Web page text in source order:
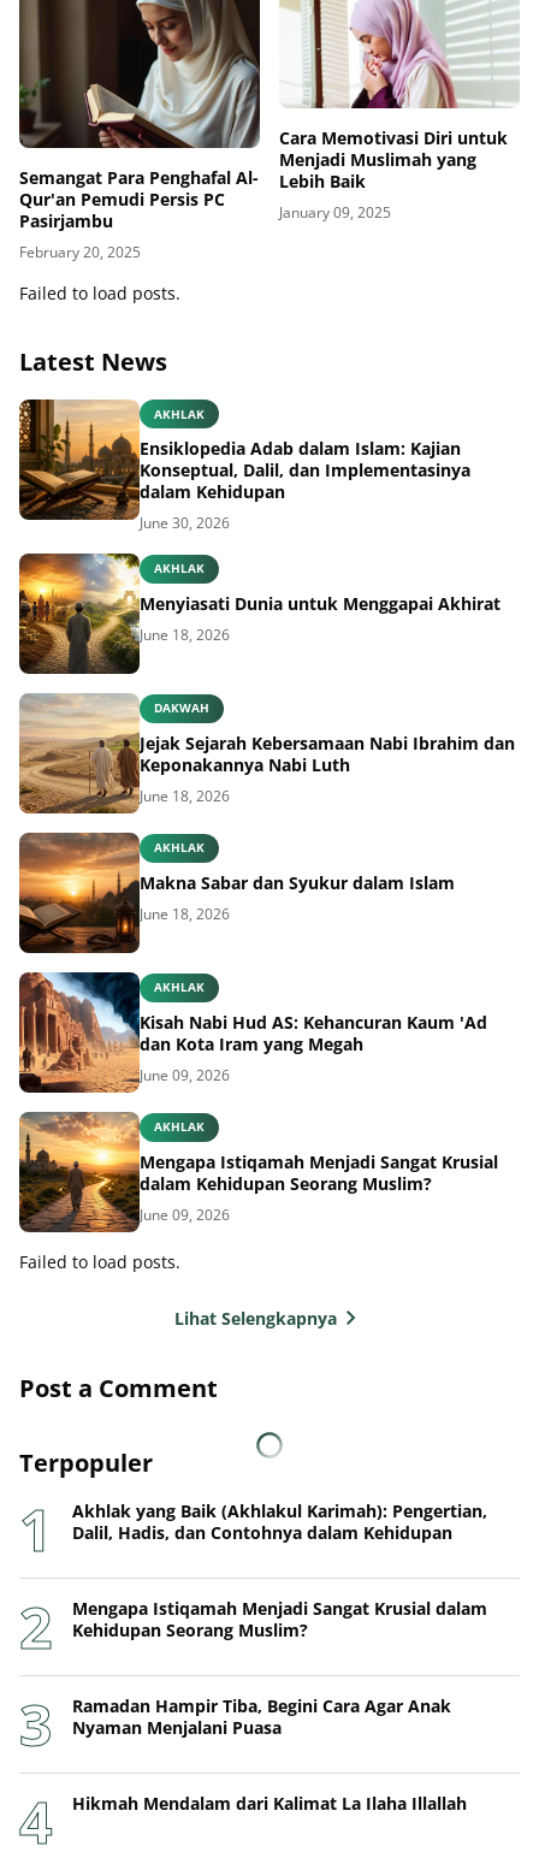
Semangat Para Penghafal Al-
Qur'an Pemudi Persis PC
Pasirjambu
February 20, 2025
Cara Memotivasi Diri untuk
Menjadi Muslimah yang
Lebih Baik
January 09, 2025
Failed to load posts.
Latest News
AKHLAK
Ensiklopedia Adab dalam Islam: Kajian
Konseptual, Dalil, dan Implementasinya
dalam Kehidupan
June 30, 2026
AKHLAK
Menyiasati Dunia untuk Menggapai Akhirat
June 18, 2026
DAKWAH
Jejak Sejarah Kebersamaan Nabi Ibrahim dan
Keponakannya Nabi Luth
June 18, 2026
AKHLAK
Makna Sabar dan Syukur dalam Islam
June 18, 2026
AKHLAK
Kisah Nabi Hud AS: Kehancuran Kaum 'Ad
dan Kota Iram yang Megah
June 09, 2026
AKHLAK
Mengapa Istiqamah Menjadi Sangat Krusial
dalam Kehidupan Seorang Muslim?
June 09, 2026
Failed to load posts.
Lihat Selengkapnya
Post a Comment
Terpopuler
Akhlak yang Baik (Akhlakul Karimah): Pengertian,
Dalil, Hadis, dan Contohnya dalam Kehidupan
Mengapa Istiqamah Menjadi Sangat Krusial dalam
Kehidupan Seorang Muslim?
Ramadan Hampir Tiba, Begini Cara Agar Anak
Nyaman Menjalani Puasa
Hikmah Mendalam dari Kalimat La Ilaha Illallah